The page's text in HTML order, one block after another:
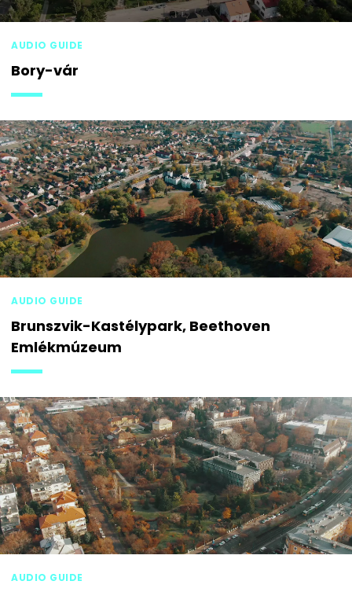
AUDIO GUIDE
Bory-vár
AUDIO GUIDE
Brunszvik-Kastélypark, Beethoven
Emlékmúzeum
AUDIO GUIDE